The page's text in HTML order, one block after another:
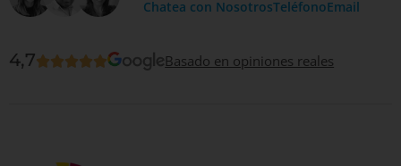
Chatea con NosotrosTeléfonoEmail
4,7 Basado en opiniones reales